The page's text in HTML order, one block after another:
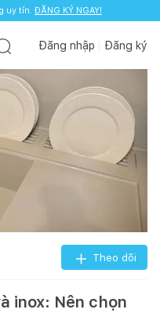
uy tín. ĐĂNG KÝ NGAY!
Đăng nhập Đăng ký
Theo dõi
inox: Nên chọn